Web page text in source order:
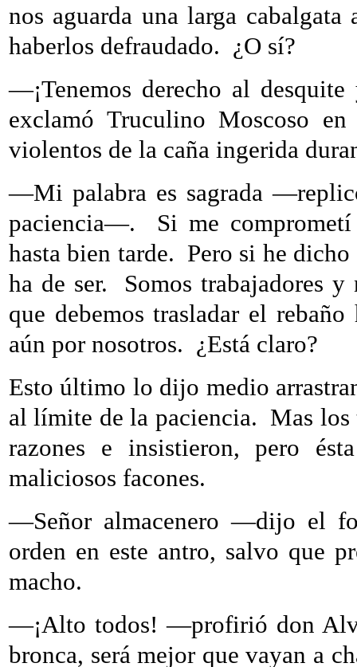
nos aguarda una larga cabalgata
haberlos defraudado. ¿O sí?
—¡Tenemos derecho al
exclamó Truculino Moscoso
violentos de la caña ingerida
—Mi palabra es sagrada
paciencia—.
Si me
hasta bien tarde. Pero si he dicho
ha de ser.
Somos trabajadores
que debemos trasladar el
aún por nosotros. ¿Está claro?
Esto último lo dijo medio
al límite de la paciencia. Mas los
razones e insistieron, pero
maliciosos facones.
—Señor almacenero —dijo el
orden en este antro, salvo que
macho.
—¡Alto todos! —profirió don
bronca, será mejor que vayan a